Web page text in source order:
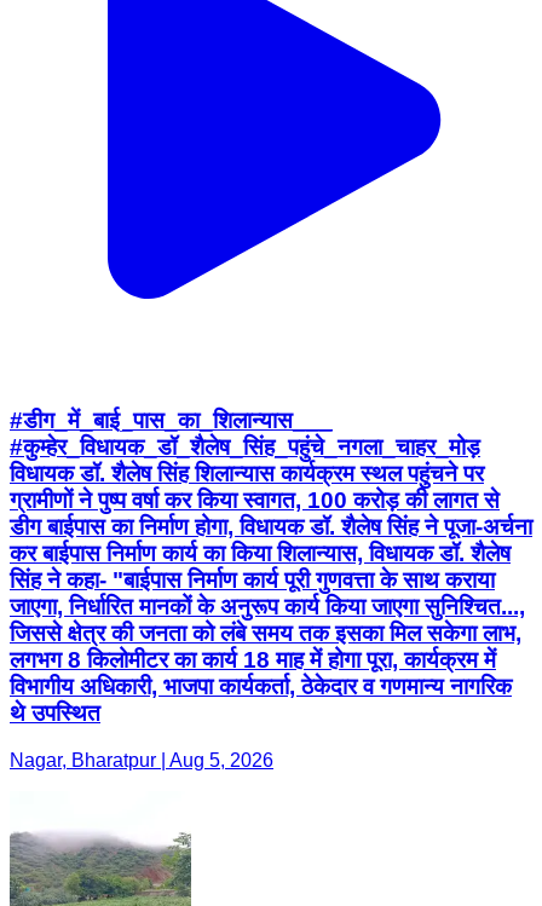
#डीग_में_बाई_पास_का_शिलान्यास___
#कुम्हेर_विधायक_डॉ_शैलेष_सिंह_पहुंचे_नगला_चाहर_मोड़
विधायक डॉ. शैलेष सिंह शिलान्यास कार्यक्रम स्थल पहुंचने पर
ग्रामीणों ने पुष्प वर्षा कर किया स्वागत, 100 करोड़ की लागत से
डीग बाईपास का निर्माण होगा, विधायक डॉ. शैलेष सिंह ने पूजा-अर्चना
कर बाईपास निर्माण कार्य का किया शिलान्यास, विधायक डॉ. शैलेष
सिंह ने कहा- "बाईपास निर्माण कार्य पूरी गुणवत्ता के साथ कराया
जाएगा, निर्धारित मानकों के अनुरूप कार्य किया जाएगा सुनिश्चित...,
जिससे क्षेत्र की जनता को लंबे समय तक इसका मिल सकेगा लाभ,
लगभग 8 किलोमीटर का कार्य 18 माह में होगा पूरा, कार्यक्रम में
विभागीय अधिकारी, भाजपा कार्यकर्ता, ठेकेदार व गणमान्य नागरिक
थे उपस्थित
Nagar, Bharatpur | Aug 5, 2026